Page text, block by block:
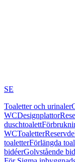
SE
Toaletter och urinaler
WCDesignplattor
duschtoalett
WCToaletter
toaletterFörlängda
bidéerGolvstående